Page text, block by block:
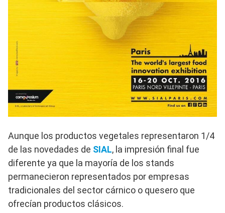
Aunque los productos vegetales representaron 1/4
de las novedades de SIAL, la impresión final fue
diferente ya que la mayoría de los stands
permanecieron representados por empresas
tradicionales del sector cárnico o quesero que
ofrecían productos clásicos.